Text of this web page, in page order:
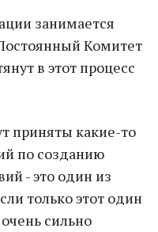
занимается
Комитет
в этот процесс
приняты какие-то
по созданию
- это один из
только этот один
сильно